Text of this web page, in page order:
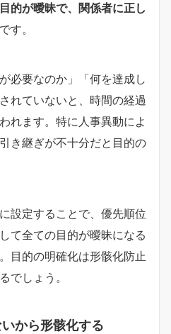
的が曖昧で、関係者に正し
です。
必要なのか」「何を達成し
れていないと、時間の経過
れます。特に人事異動によ
き継ぎが不十分だと目的の
設定することで、優先順位
て全ての目的が曖昧になる
目的の明確化は形骸化防止
でしょう。
から形骸化する